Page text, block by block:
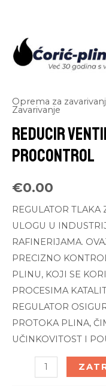
Oprema za
Zavarivanje
REDUCIR
PROCONTROL
€0.00
REGULATOR
ULOGU U
RAFINERIJAMA.
PRECIZNO
PLINU, KOJI SE
PROCESIMA
REGULATOR
PROTOKA PLINA,
UČINKOVITOST I
REDUCIR
VENTIL